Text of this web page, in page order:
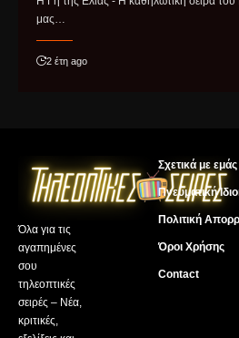
μας…
2 έτη ago
Όλα για τις
αγαπημένες
σου
τηλεοπτικές
σειρές – Νέα,
κριτικές,
Σχετικά με εμάς
Πνευματική
Πολιτική
Όροι Χρήσης
Contact